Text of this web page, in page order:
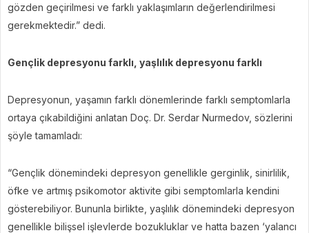
gözden geçirilmesi ve farklı yaklaşımların değerlendirilmesi
gerekmektedir.” dedi.
Gençlik depresyonu farklı, yaşlılık depresyonu farklı
Depresyonun, yaşamın farklı dönemlerinde farklı semptomlarla
ortaya çıkabildiğini anlatan Doç. Dr. Serdar Nurmedov, sözlerini
şöyle tamamladı:
“Gençlik dönemindeki depresyon genellikle gerginlik, sinirlilik,
öfke ve artmış psikomotor aktivite gibi semptomlarla kendini
gösterebiliyor. Bununla birlikte, yaşlılık dönemindeki depresyon
genellikle bilişsel işlevlerde bozukluklar ve hatta bazen ‘yalancı